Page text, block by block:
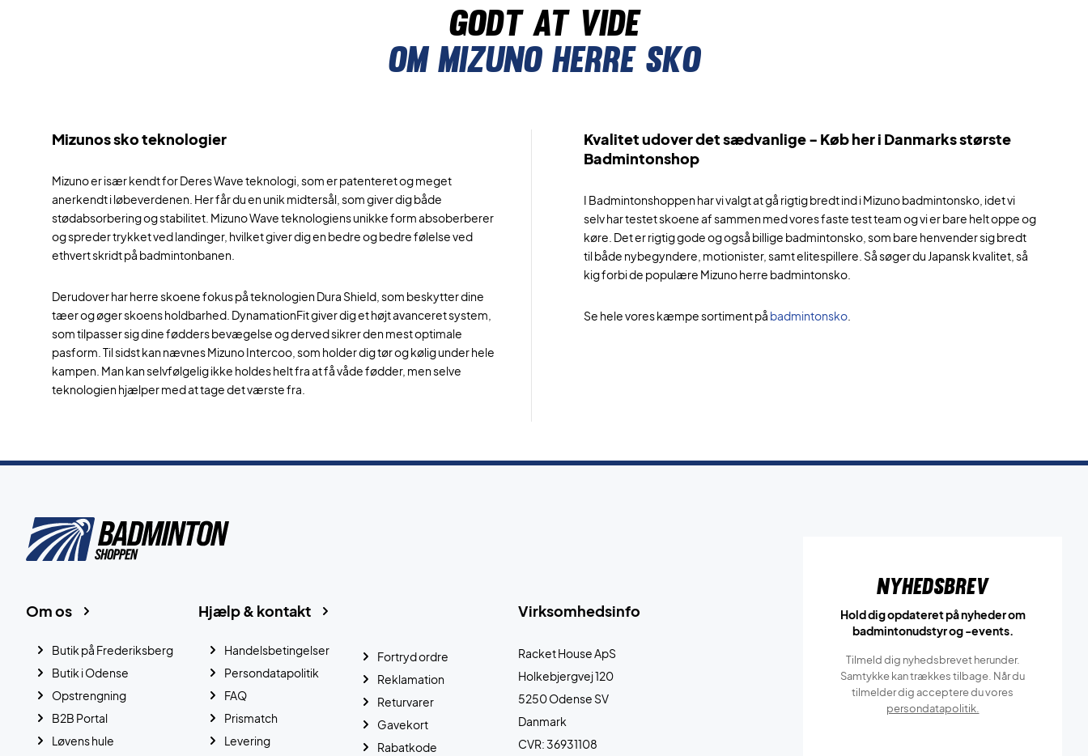
Godt at vide
Om mizuno herre sko
Mizunos sko teknologier
Mizuno er især kendt for Deres Wave teknologi, som er patenteret og meget
anerkendt i løbeverdenen. Her får du en unik midtersål, som giver dig både
stødabsorbering og stabilitet. Mizuno Wave teknologiens unikke form absoberberer
og spreder trykket ved landinger, hvilket giver dig en bedre og bedre følelse ved
ethvert skridt på badmintonbanen.
Derudover har herre skoene fokus på teknologien Dura Shield, som beskytter dine
tæer og øger skoens holdbarhed. DynamationFit giver dig et højt avanceret system,
som tilpasser sig dine fødders bevægelse og derved sikrer den mest optimale
pasform. Til sidst kan nævnes Mizuno Intercoo, som holder dig tør og kølig under hele
kampen. Man kan selvfølgelig ikke holdes helt fra at få våde fødder, men selve
teknologien hjælper med at tage det værste fra.
Kvalitet udover det sædvanlige - Køb her i Danmarks største
Badmintonshop
I Badmintonshoppen har vi valgt at gå rigtig bredt ind i Mizuno badmintonsko, idet vi
selv har testet skoene af sammen med vores faste test team og vi er bare helt oppe og
køre. Det er rigtig gode og også billige badmintonsko, som bare henvender sig bredt
til både nybegyndere, motionister, samt elitespillere. Så søger du Japansk kvalitet, så
kig forbi de populære Mizuno herre badmintonsko.
Se hele vores kæmpe sortiment på badmintonsko.
Virksomhedsinfo
Racket House ApS
Holkebjergvej 120
5250 Odense SV
Danmark
CVR: 36931108
Hjælp & kontakt
Handelsbetingelser
Persondatapolitik
FAQ
Prismatch
Levering
Fortryd ordre
Reklamation
Returvarer
Gavekort
Rabatkode
Om os
Butik på Frederiksberg
Butik i Odense
Opstrengning
B2B Portal
Løvens hule
Nyhedsbrev
Hold dig opdateret på nyheder om
badmintonudstyr og -events.
Tilmeld dig nyhedsbrevet herunder.
Samtykke kan trækkes tilbage. Når du
tilmelder dig acceptere du vores
persondatapolitik.